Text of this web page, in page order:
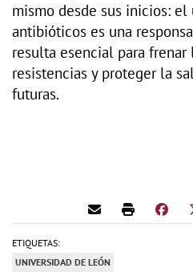
mismo desde sus inicios:
antibióticos es una
resulta esencial para frenar
resistencias y proteger la
futuras.
ETIQUETAS:
UNIVERSIDAD DE LEÓN